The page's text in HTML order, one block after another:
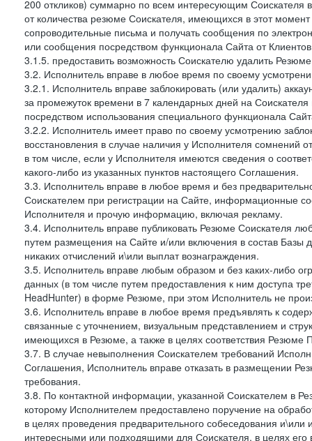
200 откликов) суммарно по всем интересующим Соискателя
от количества резюме Соискателя, имеющихся в этот
сопроводительные письма и получать сообщения по
или сообщения посредством функционала Сайта от
3.1.5. предоставить возможность Соискателю удалить
3.2. Исполнитель вправе в любое время по своему
3.2.1. Исполнитель вправе заблокировать (или удалить)
за промежуток времени в 7 календарных дней на
посредством использования специального функционала
3.2.2. Исполнитель имеет право по своему усмотрению
восстановления в случае наличия у Исполнителя сомнений
в том числе, если у Исполнителя имеются сведения о
какого-либо из указанных пунктов настоящего Соглашения.
3.3. Исполнитель вправе в любое время и без
Соискателем при регистрации на Сайте, информационные
Исполнителя и прочую информацию, включая рекламу.
3.4. Исполнитель вправе публиковать Резюме Соискателя
путем размещения на Сайте и/или включения в состав Базы
никаких отчислений и\или выплат вознаграждения.
3.5. Исполнитель вправе любым образом и без каких-либо
данных (в том числе путем предоставления к ним доступа
HeadHunter) в форме Резюме, при этом Исполнитель не
3.6. Исполнитель вправе в любое время предъявлять к
связанные с уточнением, визуальным представлением и
имеющихся в Резюме, а также в целях соответствия
3.7. В случае невыполнения Соискателем требований
Соглашения, Исполнитель вправе отказать в размещении
требования.
3.8. По контактной информации, указанной Соискателем в
которому Исполнителем предоставлено поручение на
в целях проведения предварительного собеседования
интересными или подходящими для Соискателя, в целях его